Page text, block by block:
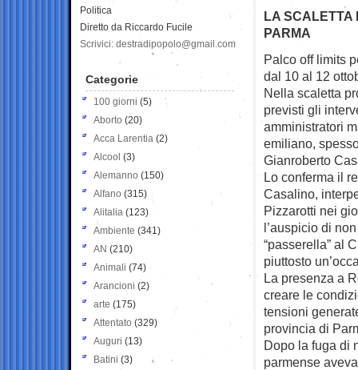
LA SCALETTA
PARMA
Palco off limits
dal 10 al 12
Nella scaletta
previsti gli
amministratori
emiliano,
Gianroberto
Lo conferma il
Casalino,
Pizzarotti nei
l’auspicio di
“passerella” al
piuttosto
La presenza a
creare le
tensioni
provincia di
Dopo la fuga di
parmense
Politica
Diretto da Riccardo Fucile
Scrivici: destradipopolo@gmail.com
Categorie
100 giorni (5)
Aborto (20)
Acca Larentia (2)
Alcool (3)
Alemanno (150)
Alfano (315)
Alitalia (123)
Ambiente (341)
AN (210)
Animali (74)
Arancioni (2)
arte (175)
Attentato (329)
Auguri (13)
Batini (3)